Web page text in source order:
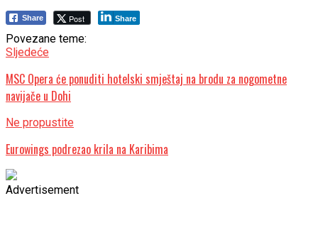
Share Post Share
Povezane teme:
Sljedeće
MSC Opera će ponuditi hotelski smještaj na brodu za nogometne
navijače u Dohi
Ne propustite
Eurowings podrezao krila na Karibima
Advertisement